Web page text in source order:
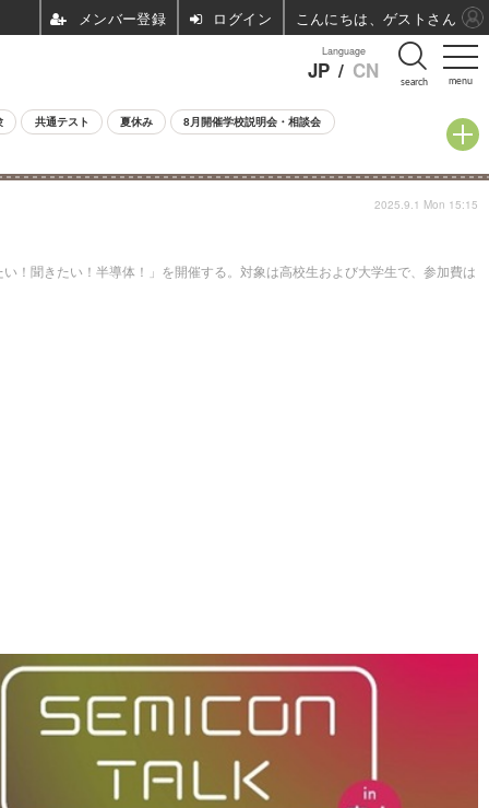
menu
Language
JP / CN search
共通テスト 夏休み 8月開催学校説明会・相談会
聞きたい！半導体！」を開催する。対象は高校生および大学生で、参加費は
2025.9.1 Mon 15:15
ログイン こんにちは、ゲストさん